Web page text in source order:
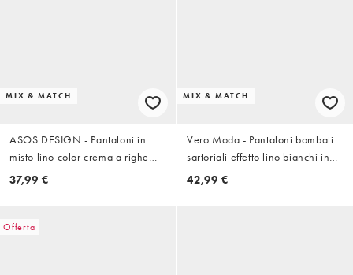
MIX & MATCH
ASOS DESIGN - Pantaloni in
misto lino color crema a righe
con orlo ampio in coordinato
37,99 €
MIX & MATCH
Vero Moda - Pantaloni bombati
sartoriali effetto lino bianchi in
coordinato
42,99 €
Offerta